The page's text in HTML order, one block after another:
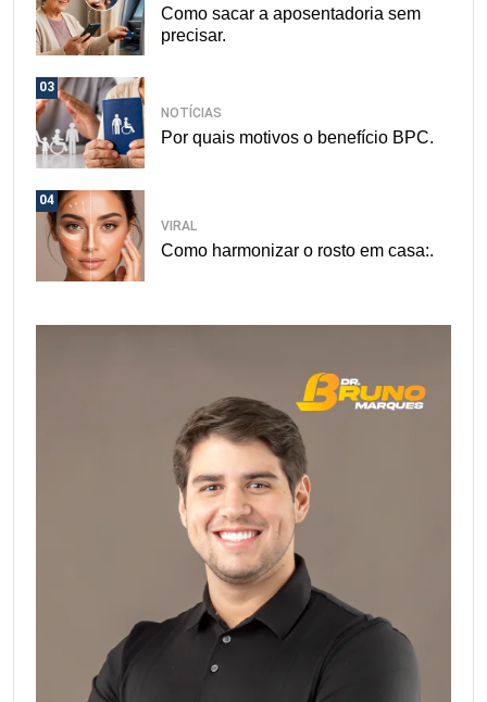
Como sacar a aposentadoria sem
precisar.
03
NOTÍCIAS
Por quais motivos o benefício BPC.
04
VIRAL
Como harmonizar o rosto em casa:.